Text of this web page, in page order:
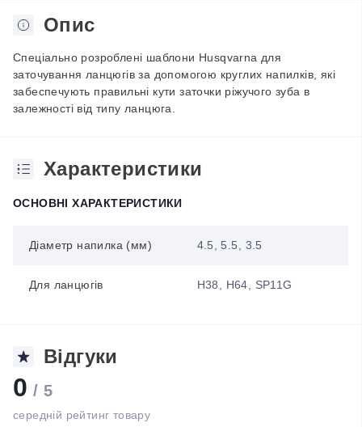
Опис
Спеціально розроблені шаблони Husqvarna для
заточування ланцюгів за допомогою круглих напилків, які
забеспечують правильні кути заточки ріжучого зуба в
залежності від типу ланцюга.
Характеристики
ОСНОВНІ ХАРАКТЕРИСТИКИ
Діаметр напилка (мм) 4.5, 5.5, 3.5
Для ланцюгів H38, H64, SP11G
Відгуки
0 / 5
середній рейтинг товару